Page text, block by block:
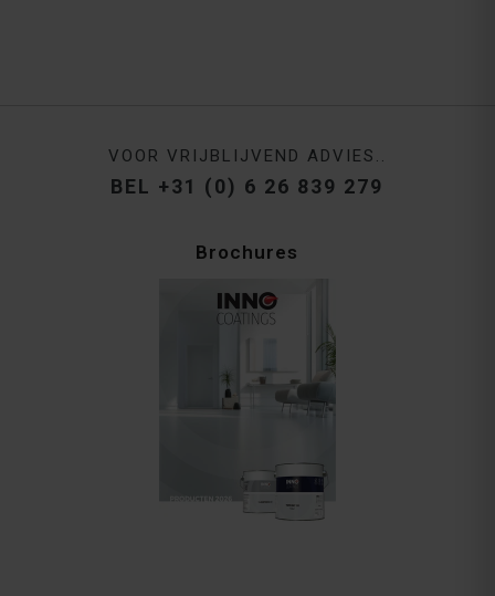
VOOR VRIJBLIJVEND ADVIES..
BEL +31 (0) 6 26 839 279
Brochures